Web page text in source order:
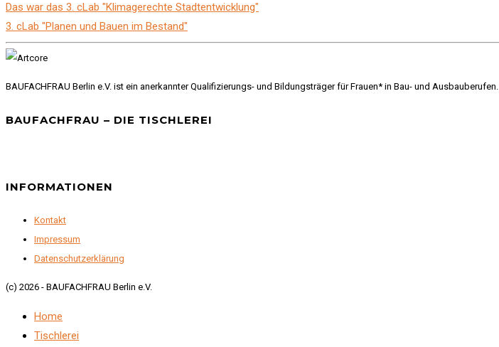
Das war das 3. cLab "Klimagerechte Stadtentwicklung"
3. cLab "Planen und Bauen im Bestand"
BAUFACHFRAU Berlin e.V. ist ein anerkannter Qualifizierungs- und Bildungsträger für Frauen* in Bau- und Ausbauberufen.
BAUFACHFRAU – DIE TISCHLEREI
INFORMATIONEN
Kontakt
Impressum
Datenschutzerklärung
(c) 2026 - BAUFACHFRAU Berlin e.V.
Home
Tischlerei